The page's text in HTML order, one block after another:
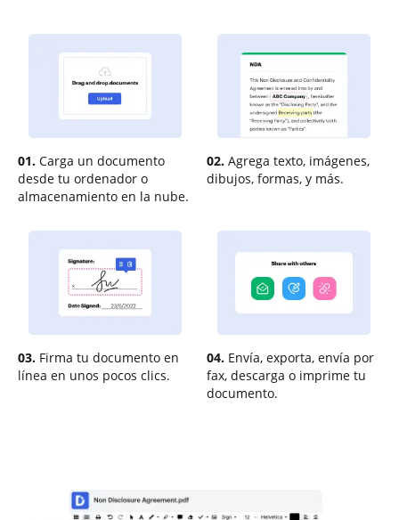
01. Carga un documento
desde tu ordenador o
almacenamiento en la nube.
02. Agrega texto, imágenes,
dibujos, formas, y más.
03. Firma tu documento en
línea en unos pocos clics.
04. Envía, exporta, envía por
fax, descarga o imprime tu
documento.